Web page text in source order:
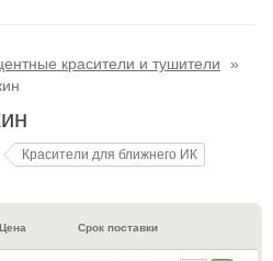
красители и тушители
Красители для ближнего ИК
Цена Срок поставки